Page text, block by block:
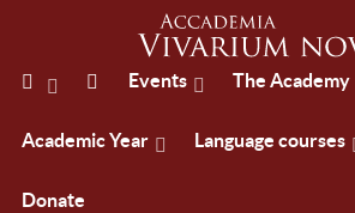
Events The Academy
Academic Year Language courses
Donate